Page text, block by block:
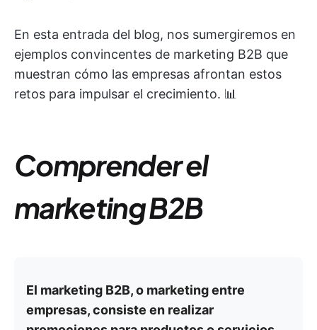
En esta entrada del blog, nos sumergiremos en
ejemplos convincentes de marketing B2B que
muestran cómo las empresas afrontan estos
retos para impulsar el crecimiento. 📊
Comprender el
marketing B2B
El marketing B2B, o marketing entre
empresas, consiste en realizar